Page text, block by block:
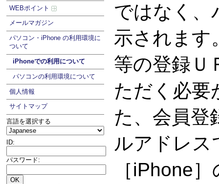
WEBポイント
メールマガジン
パソコン・iPhone の利用環境に
ついて
iPhoneでの利用について
パソコンの利用環境について
個人情報
サイトマップ
言語を選択する
ID:
パスワード:
ではなく、
示されます
等の登録Ｕ
ただく必要
た、会員登
ルアドレス
［iPhone